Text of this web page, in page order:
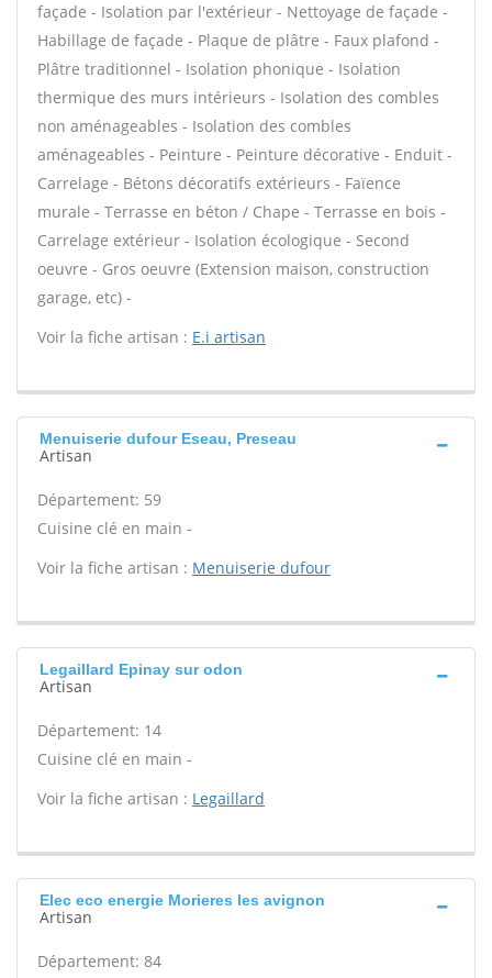
façade - Isolation par l'extérieur - Nettoyage de façade -
Habillage de façade - Plaque de plâtre - Faux plafond -
Plâtre traditionnel - Isolation phonique - Isolation
thermique des murs intérieurs - Isolation des combles
non aménageables - Isolation des combles
aménageables - Peinture - Peinture décorative - Enduit -
Carrelage - Bétons décoratifs extérieurs - Faïence
murale - Terrasse en béton / Chape - Terrasse en bois -
Carrelage extérieur - Isolation écologique - Second
oeuvre - Gros oeuvre (Extension maison, construction
garage, etc) -
Voir la fiche artisan : E.i artisan
Menuiserie dufour Eseau, Preseau
Artisan
Département: 59
Cuisine clé en main -
Voir la fiche artisan : Menuiserie dufour
Legaillard Epinay sur odon
Artisan
Département: 14
Cuisine clé en main -
Voir la fiche artisan : Legaillard
Elec eco energie Morieres les avignon
Artisan
Département: 84